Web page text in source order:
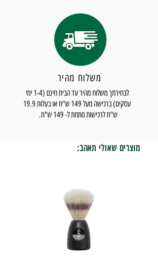
משלוח מהיר
לבחירתך משלוח מהיר עד הבית חינם (1-4 ימי
עסקים) ברכישה מעל 149 ש"ח או בעלות 19.9
ש"ח לרכישות מתחת ל- 149 ש"ח.
מוצרים שאולי תאהב: